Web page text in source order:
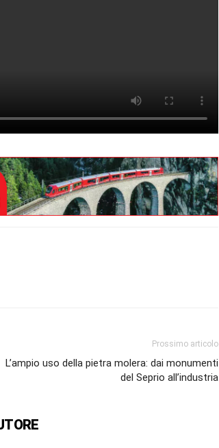
Prossimo articolo
L’ampio uso della pietra molera: dai monumenti
del Seprio all’industria